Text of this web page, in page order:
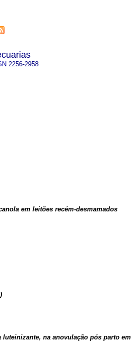
2256-2958
em leitões recém-desmamados
na anovulação pós parto